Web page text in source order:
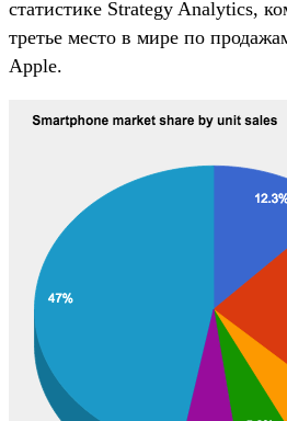
статистике Strategy Analytics,
третье место в мире по
Apple.